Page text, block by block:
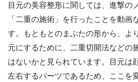
目元の美容整形に関しては、進撃の
「二重の施術」を行ったことを動画
す。もともとのまぶたの形から、よ
元にするために、二重切開法などの
はないかと見られています。目元は
左右するパーツであるため、ここを